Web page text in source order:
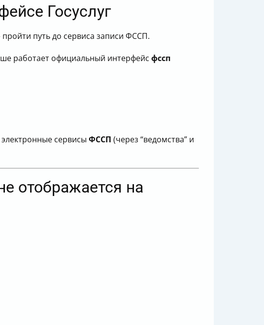
Госуслуг
пройти путь до сервиса записи ФССП.
работает официальный интерфейс фссп
сервисы ФССП (через “ведомства” и
отображается на